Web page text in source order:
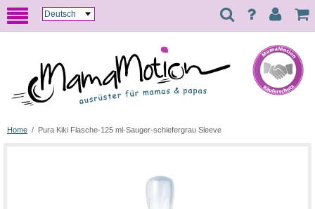
Home / Pura Kiki Flasche-125 ml-Sauger-schiefergrau Sleeve